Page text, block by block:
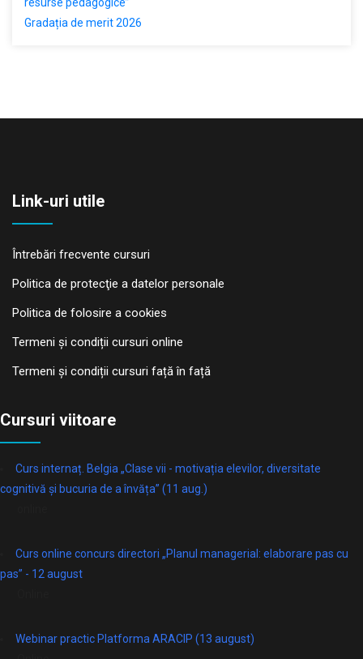
Gradația de merit 2026
Link-uri utile
Întrebări frecvente cursuri
Politica de protecţie a datelor personale
Politica de folosire a cookies
Termeni și condiții cursuri online
Termeni și condiții cursuri față în față
Cursuri viitoare
Curs internaț. Belgia „Clase vii - motivația elevilor, diversitate
cognitivă și bucuria de a învăța” (11 aug.)
Curs online concurs directori „Planul managerial: elaborare pas cu
pas” - 12 august
Webinar practic Platforma ARACIP (13 august)